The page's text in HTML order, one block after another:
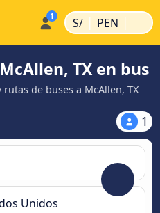
S/ | PEN |
TX en bus
de buses a McAllen, TX
1